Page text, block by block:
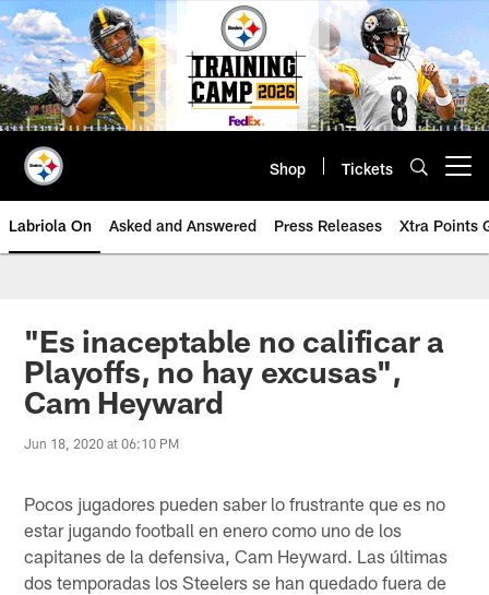
Skip
to
main
content
Shop Tickets
Labriola On Asked and Answered Press Releases Xtra Points
"Es inaceptable no calificar a
Playoffs, no hay excusas",
Cam Heyward
Jun 18, 2020 at 06:10 PM
Pocos jugadores pueden saber lo frustrante que es no
estar jugando football en enero como uno de los
capitanes de la defensiva, Cam Heyward. Las últimas
dos temporadas los Steelers se han quedado fuera de